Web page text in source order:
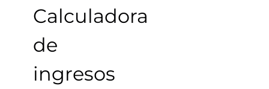
Calculadora
de
ingresos